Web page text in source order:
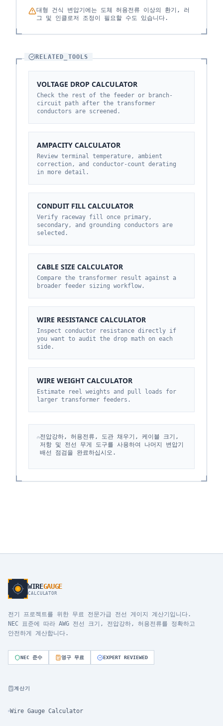
대형 건식 변압기에는 도체 허용전류 이상의 환기, 러
그 및 인클로저 조정이 필요할 수도 있습니다.
RELATED_TOOLS
VOLTAGE DROP CALCULATOR
Check the rest of the feeder or branch-
circuit path after the transformer
conductors are screened.
AMPACITY CALCULATOR
Review terminal temperature, ambient
correction, and conductor-count derating
in more detail.
CONDUIT FILL CALCULATOR
Verify raceway fill once primary,
secondary, and grounding conductors are
selected.
CABLE SIZE CALCULATOR
Compare the transformer result against a
broader feeder sizing workflow.
WIRE RESISTANCE CALCULATOR
Inspect conductor resistance directly if
you want to audit the drop math on each
side.
WIRE WEIGHT CALCULATOR
Estimate reel weights and pull loads for
larger transformer feeders.
전압강하, 허용전류, 도관 채우기, 케이블 크기,
저항 및 전선 무게 도구를 사용하여 나머지 변압기
배선 점검을 완료하십시오.
WIREGAUGE
CALCULATOR
전기 프로젝트를 위한 무료 전문가급 전선 게이지 계산기입니다.
NEC 표준에 따라 AWG 전선 크기, 전압강하, 허용전류를 정확하고
안전하게 계산합니다.
NEC 준수 영구 무료 EXPERT REVIEWED
계산기
Wire Gauge Calculator